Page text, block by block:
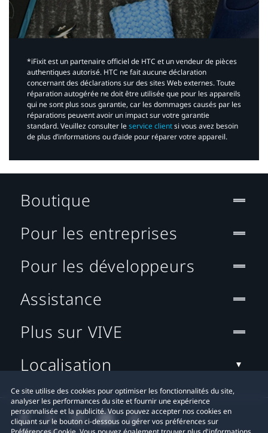
*iFixit est un partenaire officiel de HTC et un vendeur de pièces
authentiques autorisé. HTC ne fait aucune déclaration
concernant des déclarations sur des sites Web externes. Toute
réparation autogérée ne doit être utilisée que pour les appareils
qui ne sont plus sous garantie, car les dommages causés par les
réparations peuvent avoir un impact sur votre garantie
standard. Veuillez consulter leservice clientsi vous avez besoin
de plus d’informations ou d’aide pour réparer votre appareil.​
Ce site utilise des cookies pour optimiser les fonctionnalités du site,
analyser les performances du site et fournir une expérience
personnalisée et la publicité. Vous pouvez accepter nos cookies en
cliquant sur le bouton ci-dessous ou gérer vos préférences sur
Boutique
Pour les entreprises
Pour les développeurs
Assistance
Plus sur VIVE
Localisation